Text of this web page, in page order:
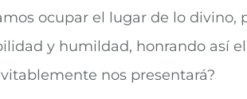
ocupar el lugar de lo divino,
y humildad, honrando así
nos presentará?